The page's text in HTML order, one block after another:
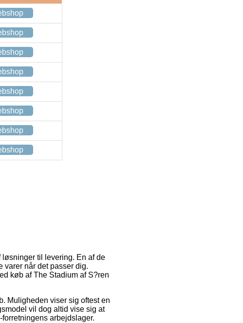
til levering. En af de
varer når det passer dig.
køb af The Stadium af S?ren
Muligheden viser sig oftest en
vil dog altid vise sig at
arbejdslager.